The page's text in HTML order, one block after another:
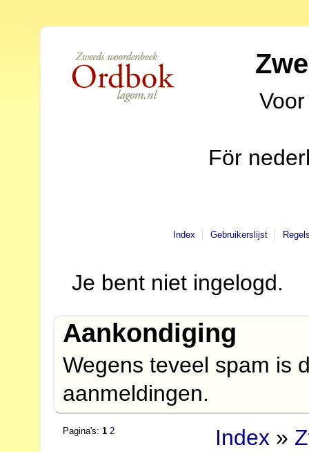
För
Index Gebruikerslijst
Je bent niet ingelogd.
Aankondiging
Wegens teveel spam is
aanmeldingen.
Pagina's:1 2 Index »